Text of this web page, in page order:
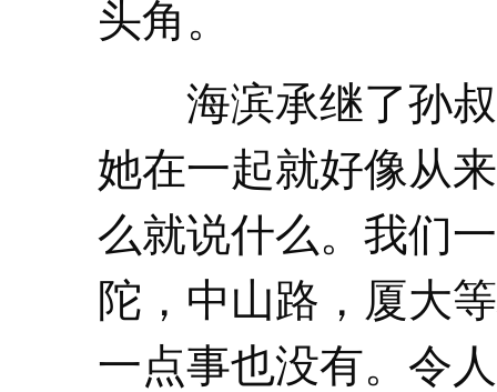
头角。
海滨承继了孙
她在一起就好像从
么就说什么。我们
陀，中山路，厦大
一点事也没有。令